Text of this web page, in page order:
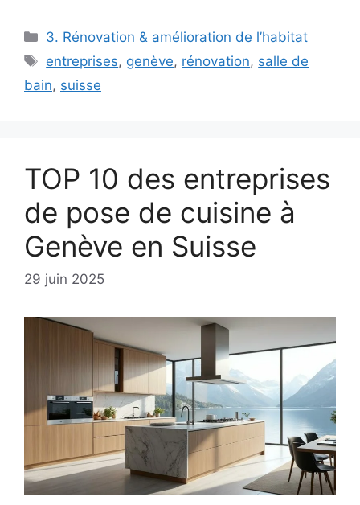
Catégories
3. Rénovation & amélioration de l’habitat
Étiquettes
entreprises, genève, rénovation, salle de
bain, suisse
TOP 10 des entreprises
de pose de cuisine à
Genève en Suisse
29 juin 2025